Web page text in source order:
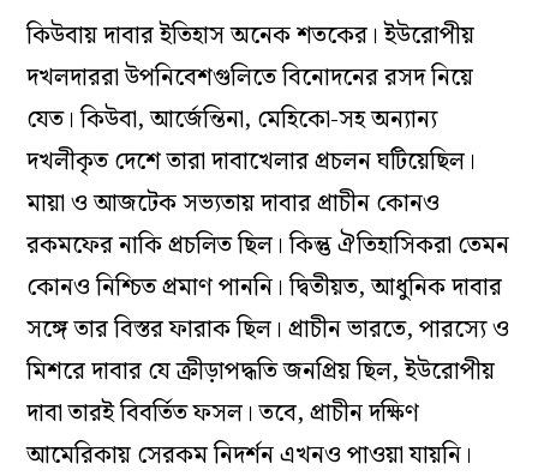
কিউবায় দাবার ইতিহাস অনেক শতকের। ইউরোপীয়
দখলদাররা উপনিবেশগুলিতে বিনোদনের রসদ নিয়ে
যেত। কিউবা, আর্জেন্তিনা, মেহিকো-সহ অন্যান্য
দখলীকৃত দেশে তারা দাবাখেলার প্রচলন ঘটিয়েছিল।
মায়া ও আজটেক সভ্যতায় দাবার প্রাচীন কোনও
রকমফের নাকি প্রচলিত ছিল। কিন্তু ঐতিহাসিকরা তেমন
কোনও নিশ্চিত প্রমাণ পাননি। দ্বিতীয়ত, আধুনিক দাবার
সঙ্গে তার বিস্তর ফারাক ছিল। প্রাচীন ভারতে, পারস্যে ও
মিশরে দাবার যে ক্রীড়াপদ্ধতি জনপ্রিয় ছিল, ইউরোপীয়
দাবা তারই বিবর্তিত ফসল। তবে, প্রাচীন দক্ষিণ
আমেরিকায় সেরকম নিদর্শন এখনও পাওয়া যায়নি।